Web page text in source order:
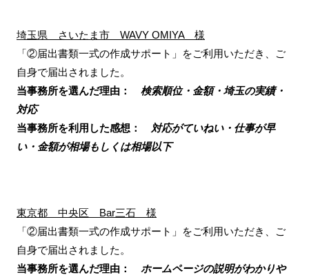
埼玉県 さいたま市 WAVY OMIYA 様
「②届出書類一式の作成サポート」をご利用いただき、ご
自身で届出されました。
当事務所を選んだ理由：
検索順位・金額・埼玉の実績・
対応
当事務所を利用した感想：
対応がていねい・仕事が早
い・金額が相場もしくは相場以下
東京都 中央区 Bar三石 様
「②届出書類一式の作成サポート」をご利用いただき、ご
自身で届出されました。
当事務所を選んだ理由：
ホームページの説明がわかりや